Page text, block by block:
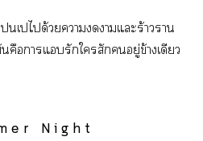
เได้วยาาแะร้าวราน
อาแรักใสักอยู่ข้างเดียว
e r N i g h t